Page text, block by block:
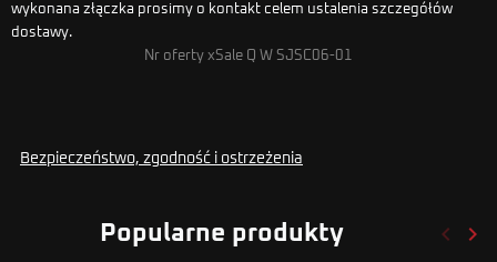
wykonana złączka prosimy o kontakt celem ustalenia szczegółów
dostawy.
Nr oferty xSale Q W SJSC06-01
Bezpieczeństwo, zgodność i ostrzeżenia
Popularne produkty keyboard_arrow_left keyboard_arrow_right